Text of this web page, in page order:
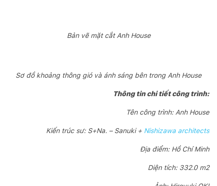
Bản vẽ mặt cắt Anh House
Sơ đồ khoảng thông gió và ánh sáng bên trong Anh House
Thông tin chi tiết công trình:
Tên công trình: Anh House
Kiến trúc sư: S+Na. – Sanuki + Nishizawa architects
Địa điểm: Hồ Chí Minh
Diện tích: 332.0 m2